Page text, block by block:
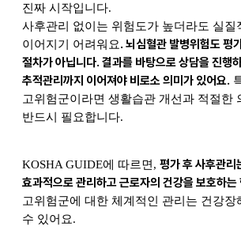
진짜 시작입니다.
사후관리 없이는 위험도가 높더라도 실질
이어지기 어려워요. 뇌심혈관 발병위험도 평
절차가 아닙니다. 결과를 바탕으로 상담을 진행
추적관리까지 이어져야 비로소 의미가 있어요.
고위험군이라면 생활습관 개선과 적절한
반드시 필요합니다.
KOSHA GUIDE에 따르면, 평가 후 사후관리
효과적으로 관리하고 근로자의 건강을 보호하는
고위험군에 대한 체계적인 관리는 건강장
수 있어요.